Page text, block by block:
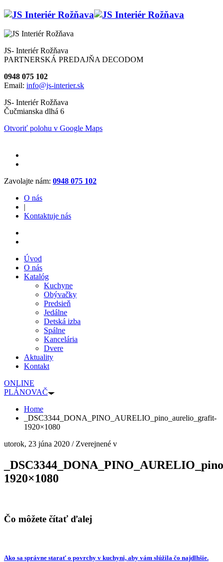
JS- Interiér Rožňava
PARTNERSKÁ PREDAJŇA DECODOM
0948 075 102
Email: info@js-interier.sk
JS- Interiér Rožňava
Čučmianska dlhá 6
Otvoriť polohu v Google Maps
Zavolajte nám: 0948 075 102
O nás
|
Kontaktuje nás
Úvod
O nás
Katalóg
Kuchyne
Obývačky
Predsieň
Jedálne
Detská izba
Spálne
Kancelária
Dvere
Aktuality
Kontakt
ONLINE
PLÁNOVAČ
Home
_DSC3344_DONA_PINO_AURELIO_pino_aurelio_grafit-
1920×1080
utorok, 23 júna 2020 /Zverejnené v
1920×1080
Čo môžete čítať ďalej
Ako sa správne starať o povrchy v kuchyni, aby vám slúžila čo najdlhšie.